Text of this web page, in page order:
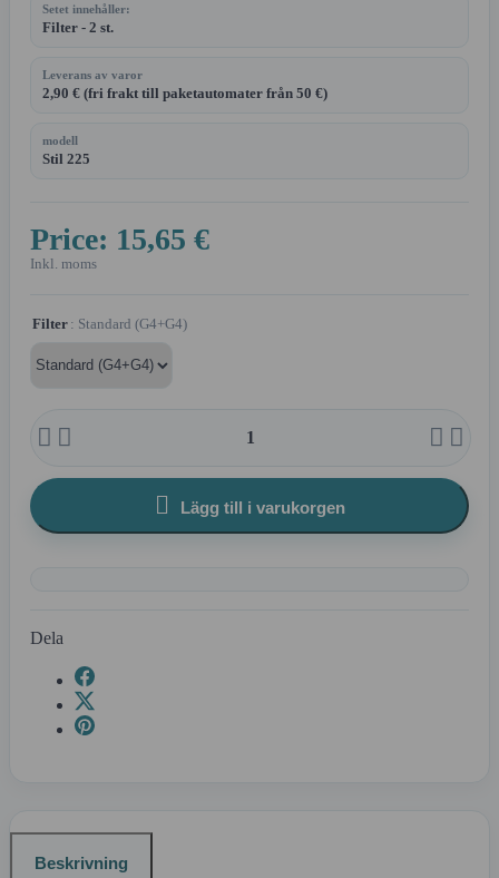
Setet innehåller:
Filter - 2 st.
Leverans av varor
2,90 € (fri frakt till paketautomater från 50 €)
modell
Stil 225
Price: 15,65 €
Inkl. moms
Filter : Standard (G4+G4)
   
 Lägg till i varukorgen
Dela
Beskrivning